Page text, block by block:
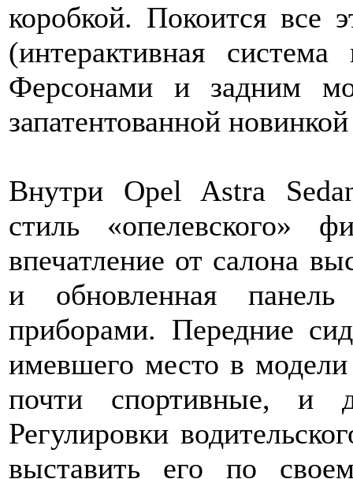
коробкой. Покоится все
(интерактивная
Ферсонами и задним
запатентованной
Внутри Opel Astra
стиль «опелевского»
впечатление от салона
и обновленная
приборами. Передние
имевшего место в
почти спортивные, и
Регулировки
выставить его по